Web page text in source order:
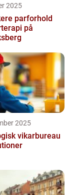
2025
parforhold
på
2025
vikarbureau